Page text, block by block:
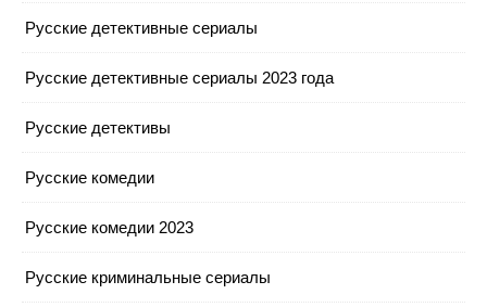
Русские детективные сериалы
Русские детективные сериалы 2023 года
Русские детективы
Русские комедии
Русские комедии 2023
Русские криминальные сериалы